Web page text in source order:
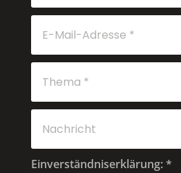
Einverständniserklärung: *